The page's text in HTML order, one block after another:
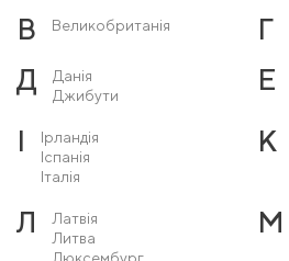
В Великобританія Г
Д
Данія
Джибути
Е
І
Ірландія
Іспанія
Італія
К
Л
Латвія
Литва
М